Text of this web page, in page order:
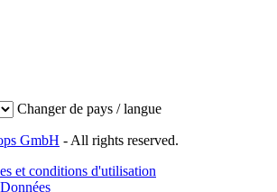
Changer de pays / langue
GmbH - All rights reserved.
et conditions d'utilisation